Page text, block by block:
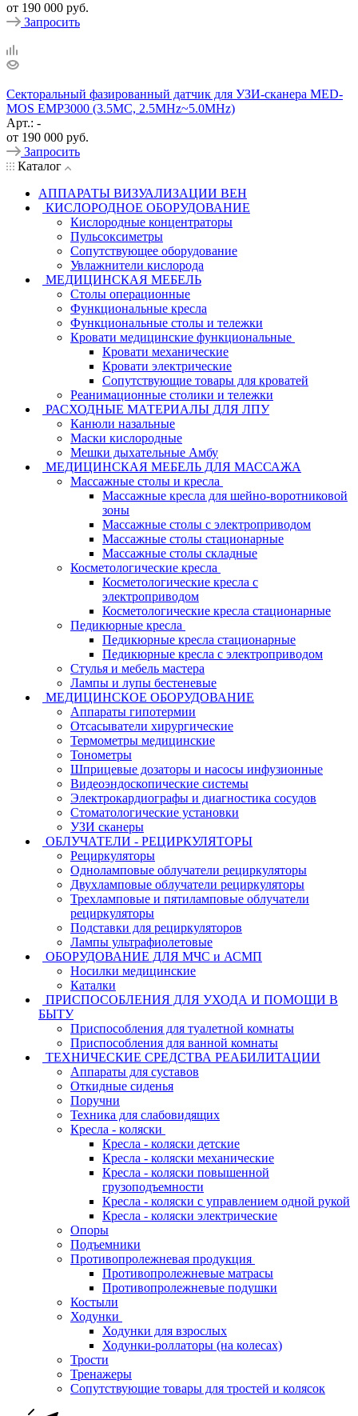
от 190 000 руб.
Запросить
Секторальный фазированный датчик для УЗИ-сканера MED-
MOS ЕМР3000 (3.5MC, 2.5MHz~5.0MHz)
Арт.: -
от 190 000 руб.
Запросить
Каталог
АППАРАТЫ ВИЗУАЛИЗАЦИИ ВЕН
КИСЛОРОДНОЕ ОБОРУДОВАНИЕ
Кислородные концентраторы
Пульсоксиметры
Сопутствующее оборудование
Увлажнители кислорода
МЕДИЦИНСКАЯ МЕБЕЛЬ
Столы операционные
Функциональные кресла
Функциональные столы и тележки
Кровати медицинские функциональные
Кровати механические
Кровати электрические
Сопутствующие товары для кроватей
Реанимационные столики и тележки
РАСХОДНЫЕ МАТЕРИАЛЫ ДЛЯ ЛПУ
Канюли назальные
Маски кислородные
Мешки дыхательные Амбу
МЕДИЦИНСКАЯ МЕБЕЛЬ ДЛЯ МАССАЖА
Массажные столы и кресла
Массажные кресла для шейно-воротниковой
зоны
Массажные столы с электроприводом
Массажные столы стационарные
Массажные столы складные
Косметологические кресла
Косметологические кресла с
электроприводом
Косметологические кресла стационарные
Педикюрные кресла
Педикюрные кресла стационарные
Педикюрные кресла с электроприводом
Стулья и мебель мастера
Лампы и лупы бестеневые
МЕДИЦИНСКОЕ ОБОРУДОВАНИЕ
Аппараты гипотермии
Отсасыватели хирургические
Термометры медицинские
Тонометры
Шприцевые дозаторы и насосы инфузионные
Видеоэндоскопические системы
Электрокардиографы и диагностика сосудов
Стоматологические установки
УЗИ сканеры
ОБЛУЧАТЕЛИ - РЕЦИРКУЛЯТОРЫ
Рециркуляторы
Одноламповые облучатели рециркуляторы
Двухламповые облучатели рециркуляторы
Трехламповые и пятиламповые облучатели
рециркуляторы
Подставки для рециркуляторов
Лампы ультрафиолетовые
ОБОРУДОВАНИЕ ДЛЯ МЧС и АСМП
Носилки медицинские
Каталки
ПРИСПОСОБЛЕНИЯ ДЛЯ УХОДА И ПОМОЩИ В
БЫТУ
Приспособления для туалетной комнаты
Приспособления для ванной комнаты
ТЕХНИЧЕСКИЕ СРЕДСТВА РЕАБИЛИТАЦИИ
Аппараты для суставов
Откидные сиденья
Поручни
Техника для слабовидящих
Кресла - коляски
Кресла - коляски детские
Кресла - коляски механические
Кресла - коляски повышенной
грузоподъемности
Кресла - коляски с управлением одной рукой
Кресла - коляски электрические
Опоры
Подъемники
Противопролежневая продукция
Противопролежневые матрасы
Противопролежневые подушки
Костыли
Ходунки
Ходунки для взрослых
Ходунки-роллаторы (на колесах)
Трости
Тренажеры
Сопутствующие товары для тростей и колясок